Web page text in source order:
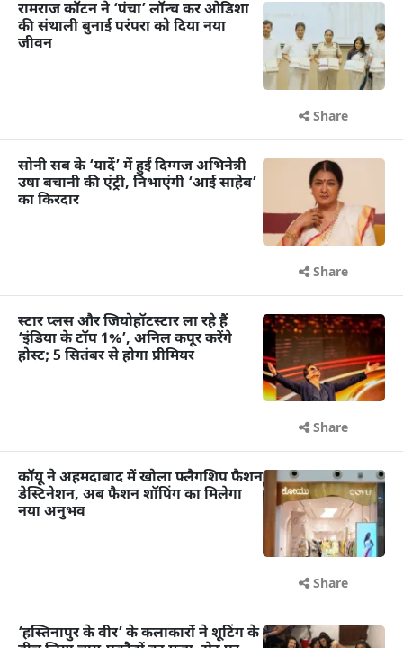
रामराज कॉटन ने ‘पंचा’ लॉन्च कर ओडिशा
की संथाली बुनाई परंपरा को दिया नया
जीवन
Share
सोनी सब के ‘यादें’ में हुईं दिग्गज अभिनेत्री
उषा बचानी की एंट्री, निभाएंगी ‘आई साहेब’
का किरदार
Share
स्टार प्लस और जियोहॉटस्टार ला रहे हैं
‘इंडिया के टॉप 1%’, अनिल कपूर करेंगे
होस्ट; 5 सितंबर से होगा प्रीमियर
Share
कॉयू ने अहमदाबाद में खोला फ्लैगशिप फैशन
डेस्टिनेशन, अब फैशन शॉपिंग का मिलेगा
नया अनुभव
Share
‘हस्तिनापुर के वीर’ के कलाकारों ने शूटिंग के